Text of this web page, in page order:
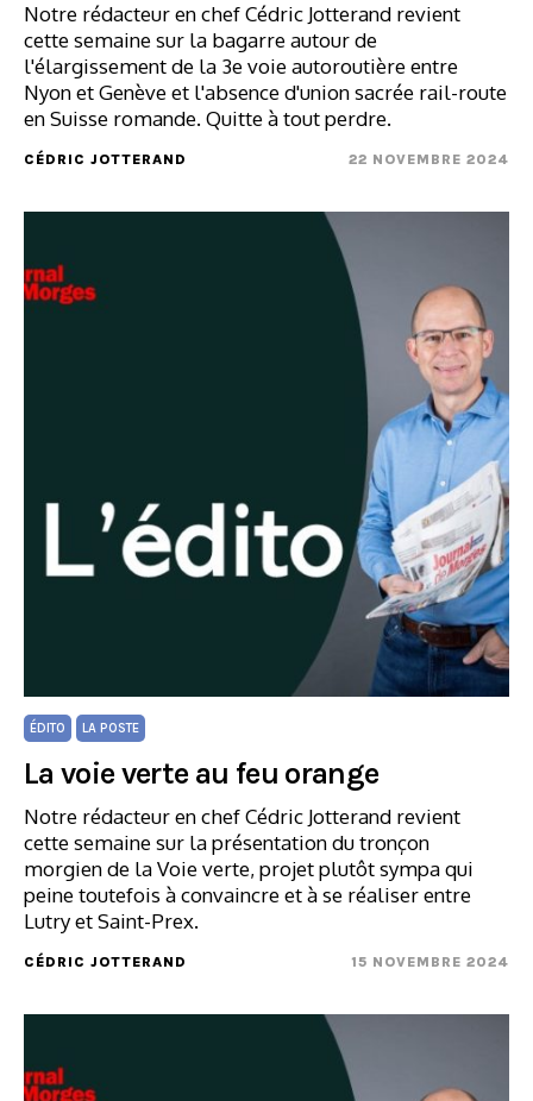
Notre rédacteur en chef Cédric Jotterand revient
cette semaine sur la bagarre autour de
l'élargissement de la 3e voie autoroutière entre
Nyon et Genève et l'absence d'union sacrée rail-route
en Suisse romande. Quitte à tout perdre.
CÉDRIC JOTTERAND 22 NOVEMBRE 2024
ÉDITO LA POSTE
La voie verte au feu orange
Notre rédacteur en chef Cédric Jotterand revient
cette semaine sur la présentation du tronçon
morgien de la Voie verte, projet plutôt sympa qui
peine toutefois à convaincre et à se réaliser entre
Lutry et Saint-Prex.
CÉDRIC JOTTERAND 15 NOVEMBRE 2024